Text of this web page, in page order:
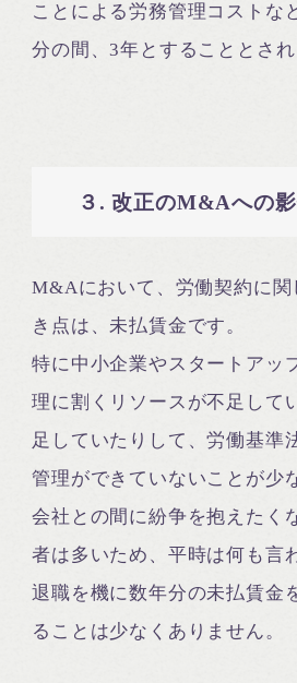
ことによる労務管理コストな
分の間、3年とすることとされ
３. 改正のM&Aへの
M&Aにおいて、労働契約に関
き点は、未払賃金です。
特に中小企業やスタートアッ
理に割くリソースが不足して
足していたりして、労働基準
管理ができていないことが少
会社との間に紛争を抱えたく
者は多いため、平時は何も言
退職を機に数年分の未払賃金
ることは少なくありません。